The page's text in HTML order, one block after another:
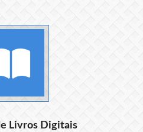
Livros Digitais